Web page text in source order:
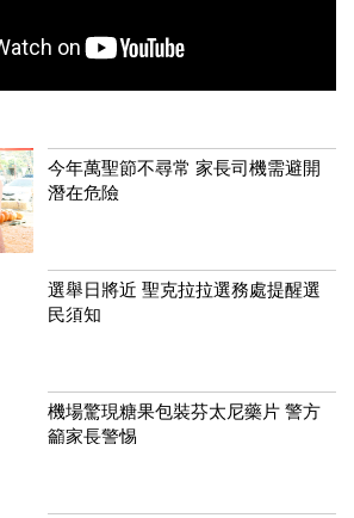
今年萬聖節不尋常 家長司機需避開
潛在危險
選舉日將近 聖克拉拉選務處提醒選
民須知
機場驚現糖果包裝芬太尼藥片 警方
籲家長警惕